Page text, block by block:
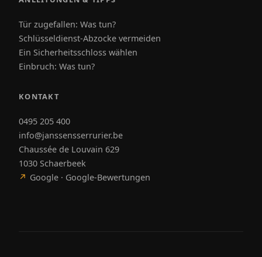
Tür zugefallen: Was tun?
Schlüsseldienst-Abzocke vermeiden
Ein Sicherheitsschloss wählen
Einbruch: Was tun?
KONTAKT
0495 205 400
info@janssensserrurier.be
Chaussée de Louvain 629
1030 Schaerbeek
↗ Google · Google-Bewertungen